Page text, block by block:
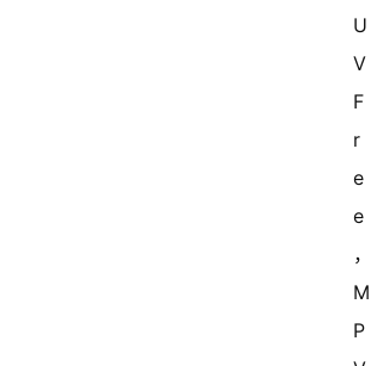
U
V
F
r
e
e
M
P